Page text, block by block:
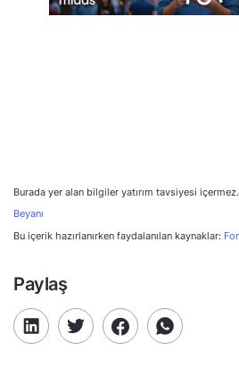
Burada yer alan bilgiler yatırım tavsiyesi
Beyanı
Bu içerik hazırlanırken faydalanılan kaynaklar:
Paylaş